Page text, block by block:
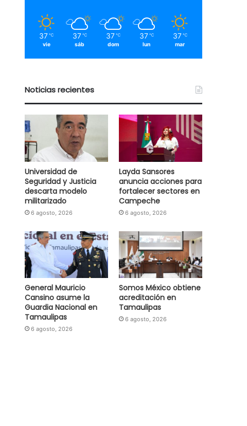
37 ℃
vie
37 ℃
sáb
37 ℃
dom
37 ℃
lun
37 ℃
mar
Noticias recientes
Universidad de
Seguridad y Justicia
descarta modelo
militarizado
6 agosto, 2026
Layda Sansores
anuncia acciones para
fortalecer sectores en
Campeche
6 agosto, 2026
General Mauricio
Cansino asume la
Guardia Nacional en
Tamaulipas
6 agosto, 2026
Somos México obtiene
acreditación en
Tamaulipas
6 agosto, 2026